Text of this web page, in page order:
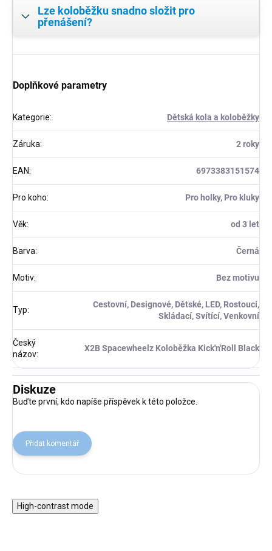
Lze koloběžku snadno složit pro
přenášení?
Doplňkové parametry
Kategorie: Dětská kola a koloběžky
Záruka: 2 roky
EAN: 6973383151574
Pro koho: Pro holky, Pro kluky
Věk: od 3 let
Barva: Černá
Motiv: Bez motivu
Typ:
Cestovní, Designové, Dětské, LED, Rostoucí,
Skládací, Svítící, Venkovní
Český
názov:
X2B Spacewheelz Koloběžka Kick'n'Roll Black
Diskuze
Buďte první, kdo napíše příspěvek k této položce.
Přidat komentář
High-contrast mode